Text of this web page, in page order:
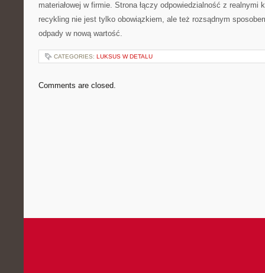
materiałowej w firmie. Strona łączy odpowiedzialność z
recykling nie jest tylko obowiązkiem, ale też rozsądnym
odpady w nową wartość.
CATEGORIES: LUKSUS W DETALU
Comments are closed.